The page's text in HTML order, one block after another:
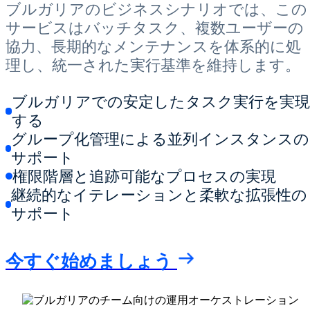
ブルガリアのビジネスシナリオでは、この
サービスはバッチタスク、複数ユーザーの
協力、長期的なメンテナンスを体系的に処
理し、統一された実行基準を維持します。
ブルガリアでの安定したタスク実行を実現
する
グループ化管理による並列インスタンスの
サポート
権限階層と追跡可能なプロセスの実現
継続的なイテレーションと柔軟な拡張性の
サポート
今すぐ始めましょう